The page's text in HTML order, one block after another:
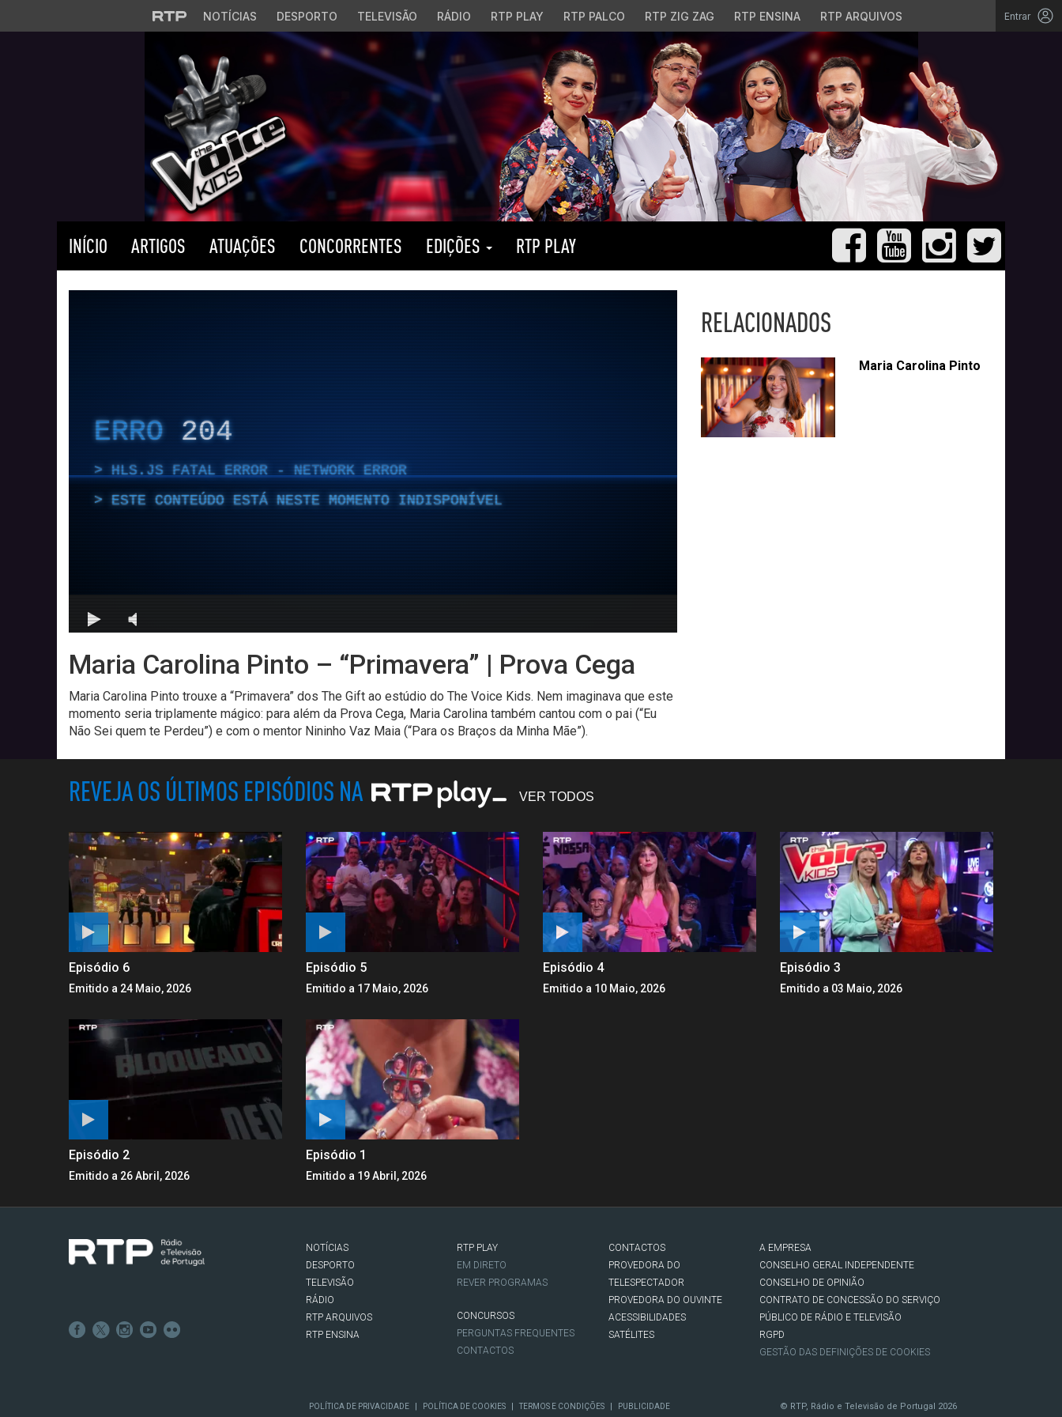
Saltar para o conteúdo principal
NOTÍCIAS DESPORTO TELEVISÃO RÁDIO RTP PLAY RTP PALCO RTP ZIG ZAG RTP ENSINA RTP ARQUIVOS Entrar
INÍCIO ARTIGOS ATUAÇÕES CONCORRENTES EDIÇÕES RTP PLAY
Maria Carolina Pinto – “Primavera” | Prova Cega
Maria Carolina Pinto trouxe a “Primavera” dos The Gift ao estúdio do The Voice Kids. Nem imaginava que este
momento seria triplamente mágico: para além da Prova Cega, Maria Carolina também cantou com o pai (“Eu
Não Sei quem te Perdeu”) e com o mentor Nininho Vaz Maia (“Para os Braços da Minha Mãe”).
RELACIONADOS
Maria Carolina Pinto
REVEJA OS ÚLTIMOS EPISÓDIOS NA VER TODOS
Episódio 6
Emitido a 24 Maio, 2026
Episódio 5
Emitido a 17 Maio, 2026
Episódio 4
Emitido a 10 Maio, 2026
Episódio 3
Emitido a 03 Maio, 2026
Episódio 2
Emitido a 26 Abril, 2026
Episódio 1
Emitido a 19 Abril, 2026
NOTÍCIAS
DESPORTO
TELEVISÃO
RÁDIO
RTP ARQUIVOS
RTP ENSINA
RTP PLAY
EM DIRETO
REVER PROGRAMAS
CONCURSOS
PERGUNTAS FREQUENTES
CONTACTOS
CONTACTOS
PROVEDORA DO
TELESPECTADOR
PROVEDORA DO OUVINTE
ACESSIBILIDADES
SATÉLITES
A EMPRESA
CONSELHO GERAL INDEPENDENTE
CONSELHO DE OPINIÃO
CONTRATO DE CONCESSÃO DO SERVIÇO
PÚBLICO DE RÁDIO E TELEVISÃO
RGPD
GESTÃO DAS DEFINIÇÕES DE COOKIES
POLÍTICA DE PRIVACIDADE | POLÍTICA DE COOKIES | TERMOS E CONDIÇÕES | PUBLICIDADE © RTP, Rádio e Televisão de Portugal 2026